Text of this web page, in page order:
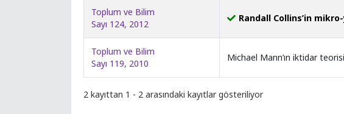
Toplum ve Bilim
Sayı 124, 2012
Randall Collins’in
Toplum ve Bilim
Sayı 119, 2010
Michael Mann’ın iktidar
2 kayıttan 1 - 2 arasındaki kayıtlar gösteriliyor